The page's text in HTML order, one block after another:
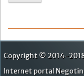
Copyright © 2014-
Internet portal